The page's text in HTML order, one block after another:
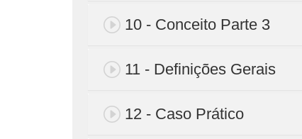
10 - Conceito Parte 3
11 - Definições Gerais
12 - Caso Prático